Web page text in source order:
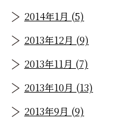
2014年1月 (5)
2013年12月 (9)
2013年11月 (7)
2013年10月 (13)
2013年9月 (9)